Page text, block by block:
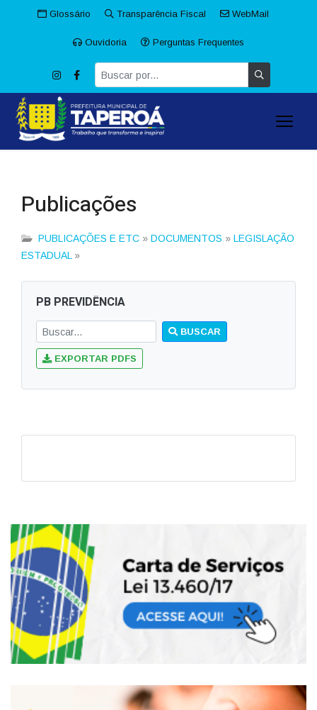
Glossário Transparência Fiscal WebMail
Ouvidoria Perguntas Frequentes
Publicações
PUBLICAÇÕES E ETC » DOCUMENTOS » LEGISLAÇÃO
ESTADUAL »
PB PREVIDÊNCIA
BUSCAR
EXPORTAR PDFS